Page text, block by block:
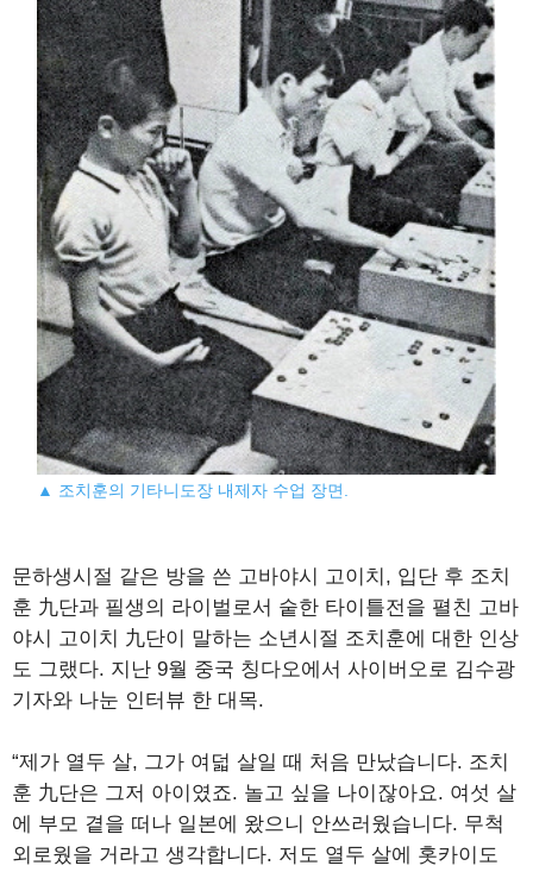
▲ 조치훈의 기타니도장 내제자 수업 장면.
문하생시절 같은 방을 쓴 고바야시 고이치, 입단 후 조치
훈 九단과 필생의 라이벌로서 숱한 타이틀전을 펼친 고바
야시 고이치 九단이 말하는 소년시절 조치훈에 대한 인상
도 그랬다. 지난 9월 중국 칭다오에서 사이버오로 김수광
기자와 나눈 인터뷰 한 대목.
“제가 열두 살, 그가 여덟 살일 때 처음 만났습니다. 조치
훈 九단은 그저 아이였죠. 놀고 싶을 나이잖아요. 여섯 살
에 부모 곁을 떠나 일본에 왔으니 안쓰러웠습니다. 무척
외로웠을 거라고 생각합니다. 저도 열두 살에 홋카이도